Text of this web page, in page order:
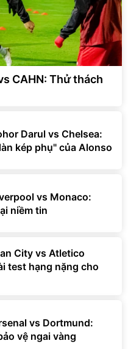
CAHN: Thử thách
Darul vs Chelsea:
kép phụ" của Alonso
vs Monaco:
niềm tin
City vs Atletico
test hạng nặng cho
vs Dortmund:
vệ ngai vàng